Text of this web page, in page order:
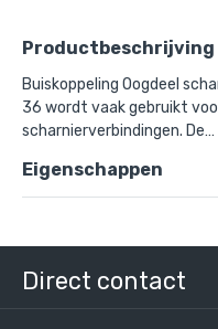
Productbeschrijving
Buiskoppeling Oogdeel
36 wordt vaak gebruikt
scharnierverbindingen. De…
Eigenschappen
Direct contact